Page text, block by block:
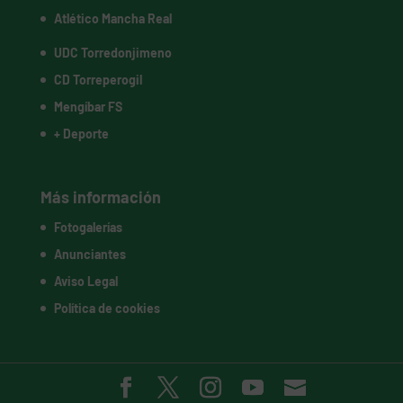
Atlético Mancha Real
UDC Torredonjimeno
CD Torreperogil
Mengíbar FS
+ Deporte
Más información
Fotogalerías
Anunciantes
Aviso Legal
Política de cookies